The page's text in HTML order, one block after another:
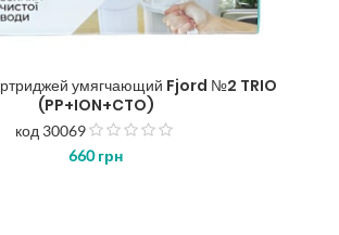
умягчающий Fjord №2 TRIO
(PP+ION+CTO)
код 30069
660грн